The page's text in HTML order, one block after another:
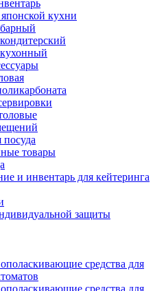
кухни
посуда
товары
и инвентарь для кейтеринга
защиты
средства для
средства для